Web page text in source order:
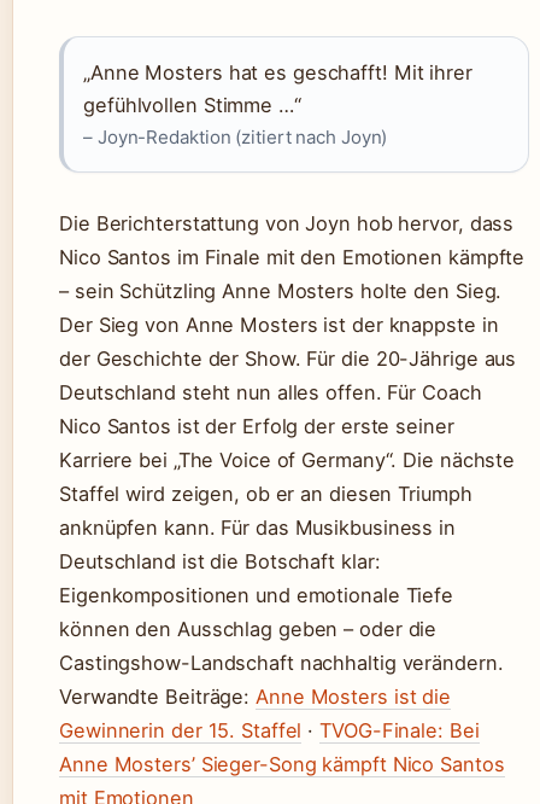
„Anne Mosters hat es geschafft! Mit ihrer
gefühlvollen Stimme …“
– Joyn-Redaktion (zitiert nach Joyn)
Die Berichterstattung von Joyn hob hervor, dass
Nico Santos im Finale mit den Emotionen kämpfte
– sein Schützling Anne Mosters holte den Sieg.
Der Sieg von Anne Mosters ist der knappste in
der Geschichte der Show. Für die 20-Jährige aus
Deutschland steht nun alles offen. Für Coach
Nico Santos ist der Erfolg der erste seiner
Karriere bei „The Voice of Germany“. Die nächste
Staffel wird zeigen, ob er an diesen Triumph
anknüpfen kann. Für das Musikbusiness in
Deutschland ist die Botschaft klar:
Eigenkompositionen und emotionale Tiefe
können den Ausschlag geben – oder die
Castingshow-Landschaft nachhaltig verändern.
Verwandte Beiträge: Anne Mosters ist die
Gewinnerin der 15. Staffel ·TVOG-Finale: Bei
Anne Mosters’ Sieger-Song kämpft Nico Santos
mit Emotionen